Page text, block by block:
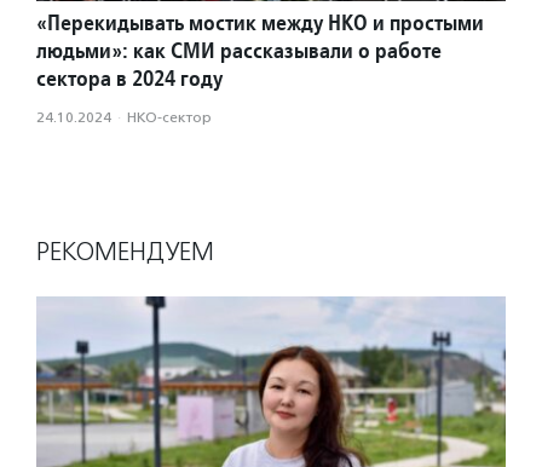
«Перекидывать мостик между НКО и простыми
людьми»: как СМИ рассказывали о работе
сектора в 2024 году
24.10.2024 · НКО-сектор
РЕКОМЕНДУЕМ